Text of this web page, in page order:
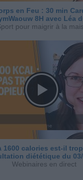
en Feu : 30 min
8H avec Léa
pour maigrir à la
1600 calories est-il
diététique du 03/
Webinaires en direct